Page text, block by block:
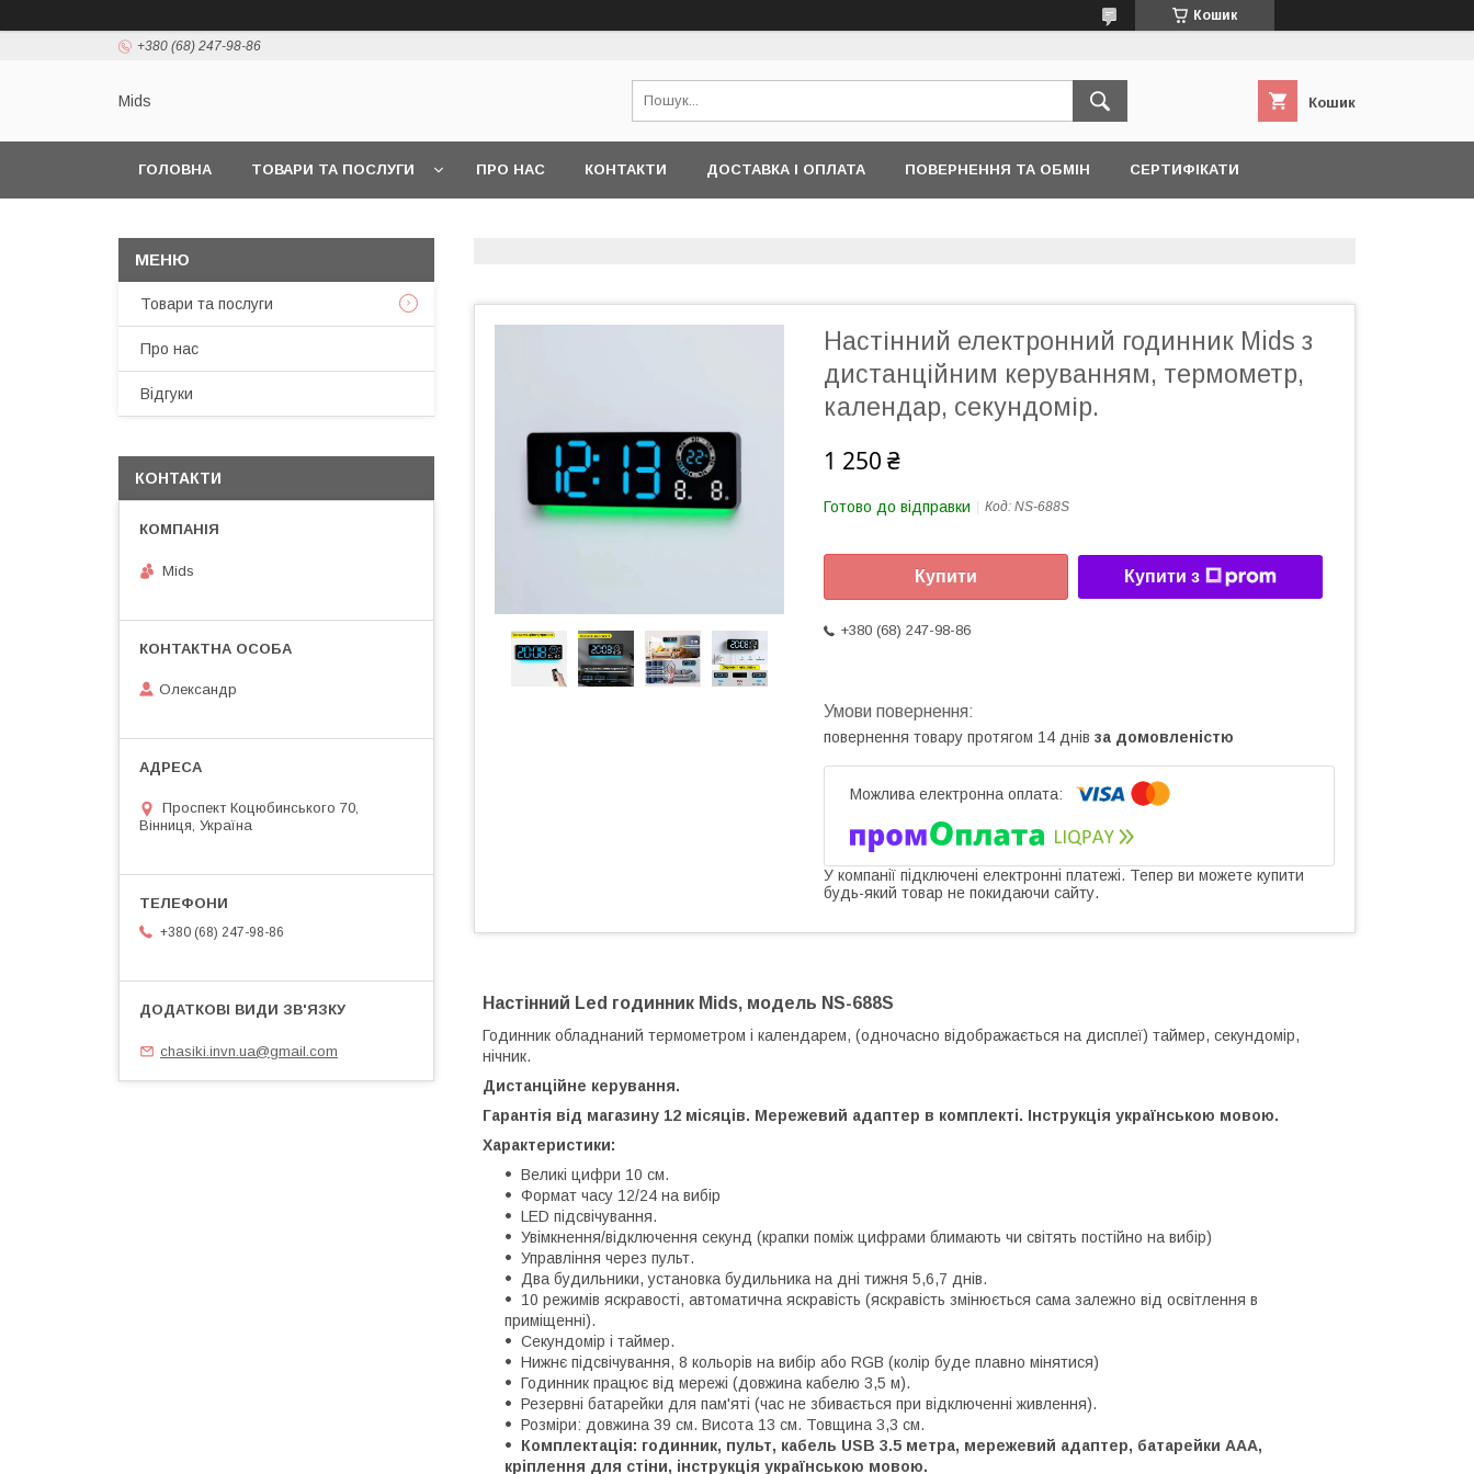
Кошик
+380 (68) 247-98-86
Mids Кошик
ГОЛОВНА ТОВАРИ ТА ПОСЛУГИ ПРО НАС КОНТАКТИ ДОСТАВКА І ОПЛАТА ПОВЕРНЕННЯ ТА ОБМІН СЕРТИФІКАТИ
Настінний електронний годинник Mids з
дистанційним керуванням, термометр,
календар, секундомір.
1 250 ₴
Готово до відправки Код: NS-688S
Купити Купити з
+380 (68) 247-98-86
повернення товару протягом 14 днів за домовленістю
У компанії підключені електронні платежі. Тепер ви можете купити
будь-який товар не покидаючи сайту.
Настінний Led годинник Mids, модель NS-688S
Годинник обладнаний термометром і календарем, (одночасно відображається на дисплеї) таймер, секундомір,
нічник.
Дистанційне керування.
Гарантія від магазину 12 місяців. Мережевий адаптер в комплекті. Інструкція українською мовою.
Характеристики:
Великі цифри 10 см.
Формат часу 12/24 на вибір
LED підсвічування.
Увімкнення/відключення секунд (крапки поміж цифрами блимають чи світять постійно на вибір)
Управління через пульт.
Два будильники, установка будильника на дні тижня 5,6,7 днів.
10 режимів яскравості, автоматична яскравість (яскравість змінюється сама залежно від освітлення в
приміщенні).
Секундомір і таймер.
Нижнє підсвічування, 8 кольорів на вибір або RGB (колір буде плавно мінятися)
Годинник працює від мережі (довжина кабелю 3,5 м).
Резервні батарейки для пам'яті (час не збивається при відключенні живлення).
Розміри: довжина 39 см. Висота 13 см. Товщина 3,3 см.
Комплектація: годинник, пульт, кабель USB 3.5 метра, мережевий адаптер, батарейки ААА,
кріплення для стіни, інструкція українською мовою.
Товари та послуги
Про нас
Відгуки
КОНТАКТИ
Mids
Олександр
Проспект Коцюбинського 70,
Вінниця, Україна
+380 (68) 247-98-86
chasiki.invn.ua@gmail.com